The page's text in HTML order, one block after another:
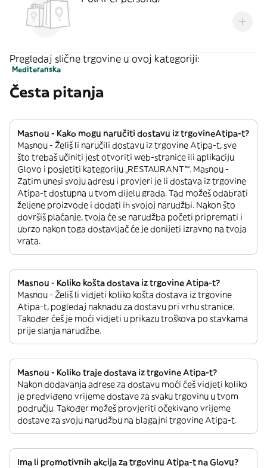
Pregledaj slične trgovine u ovoj kategoriji:
Mediteranska
Česta pitanja
Masnou - Kako mogu naručiti dostavu iz trgovineAtipa-t?
Masnou - Želiš li naručili dostavu iz trgovine Atipa-t, sve
što trebaš učiniti jest otvoriti web-stranice ili aplikaciju
Glovo i posjetiti kategoriju „RESTAURANT”“. Masnou -
Zatim unesi svoju adresu i provjeri je li dostava iz trgovine
Atipa-t dostupna u tvom dijelu grada. Tad možeš odabrati
željene proizvode i dodati ih svojoj narudžbi. Nakon što
dovršiš plaćanje, tvoja će se narudžba početi pripremati i
ubrzo nakon toga dostavljač će je donijeti izravno na tvoja
vrata.
Masnou - Koliko košta dostava iz trgovine Atipa-t?
Masnou - Želiš li vidjeti koliko košta dostava iz trgovine
Atipa-t, pogledaj naknadu za dostavu pri vrhu stranice.
Također ćeš je moći vidjeti u prikazu troškova po stavkama
prije slanja narudžbe.
Masnou - Koliko traje dostava iz trgovine Atipa-t?
Nakon dodavanja adrese za dostavu moći ćeš vidjeti koliko
je predviđeno vrijeme dostave za svaku trgovinu u tvom
području. Također možeš provjeriti očekivano vrijeme
dostave za svoju narudžbu na blagajni trgovine Atipa-t.
Ima li promotivnih akcija za trgovinu Atipa-t na Glovu?